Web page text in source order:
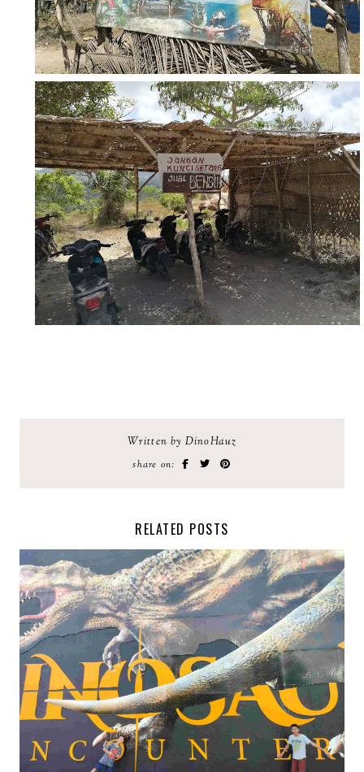
Written by DinoHauz
share on:
RELATED POSTS